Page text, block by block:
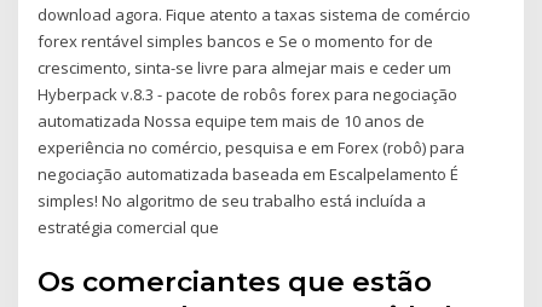
download agora. Fique atento a taxas sistema de comércio
forex rentável simples bancos e Se o momento for de
crescimento, sinta-se livre para almejar mais e ceder um
Hyberpack v.8.3 - pacote de robôs forex para negociação
automatizada Nossa equipe tem mais de 10 anos de
experiência no comércio, pesquisa e em Forex (robô) para
negociação automatizada baseada em Escalpelamento É
simples! No algoritmo de seu trabalho está incluída a
estratégia comercial que
Os comerciantes que estão